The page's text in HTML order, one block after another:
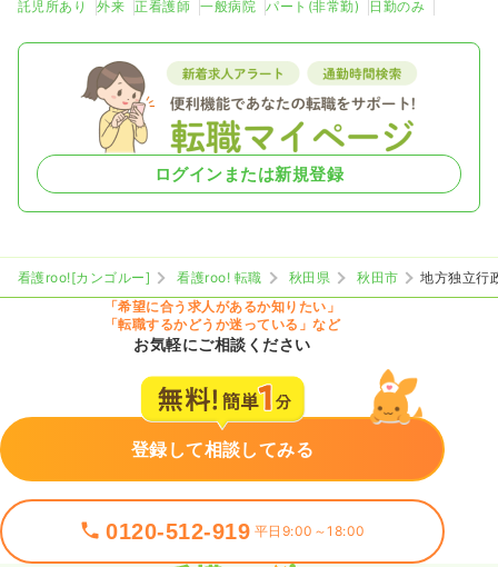
託児所あり 外来 正看護師 一般病院 パート(非常勤) 日勤のみ
ログインまたは新規登録
看護roo![カンゴルー] 看護roo! 転職 秋田県 秋田市
地方独立行
「希望に合う求人があるか知りたい」
「転職するかどうか迷っている」など
お気軽にご相談ください
登録して相談してみる
0120-512-919 平日9:00～18:00